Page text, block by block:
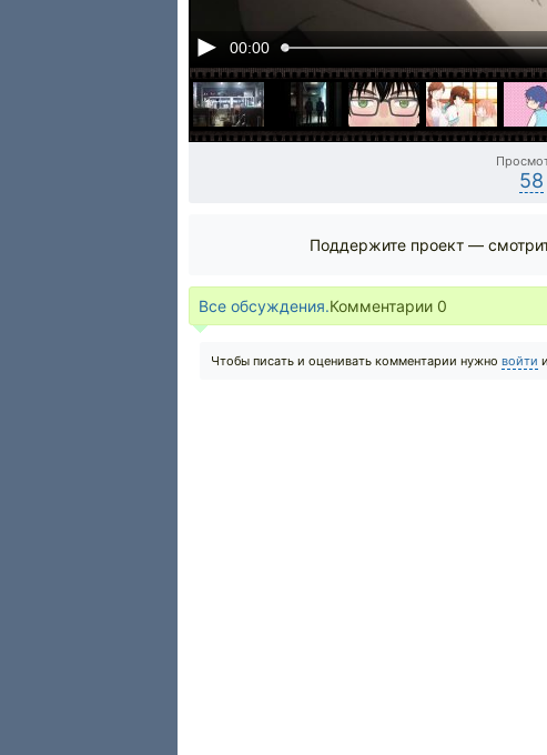
00:00
58
Поддержите проект —
Все обсуждения.Комментарии 0
Чтобы писать и оценивать комментарии нужно войти